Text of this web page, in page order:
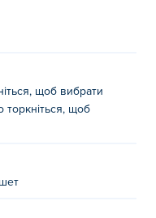
щоб вибрати
торкніться, щоб